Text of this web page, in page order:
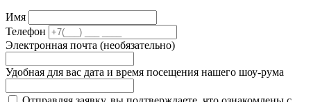
Имя
Телефон
Электронная почта (необязательно)
Удобная для вас дата и время посещения нашего шоу-рума